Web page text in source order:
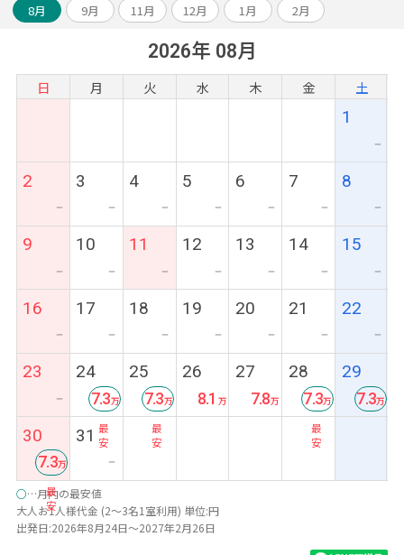
アンコールワット遺跡やベンメリア観光のオ
アレンジも可能です。
お気軽にスタッフまでご相談ください！
8月 9月 11月 12月 1月 2月
2026年 08月
日 月 火 水 木 金 土
1
ー
2
ー
3
ー
4
ー
5
ー
6
ー
7
ー
8
ー
9
ー
10
ー
11
ー
12
ー
13
ー
14
ー
15
ー
16
ー
17
ー
18
ー
19
ー
20
ー
21
ー
22
ー
23
ー
24
最
安
7.3
25
最
安
7.3
26
8.1
27
7.8
28
最
安
7.3
29
7.3
30
最
安
7.3
31
ー
○…月内の最安値
大人お1人様代金 (2～3名1室利用) 単位:円
出発日:2026年8月24日～2027年2月26日